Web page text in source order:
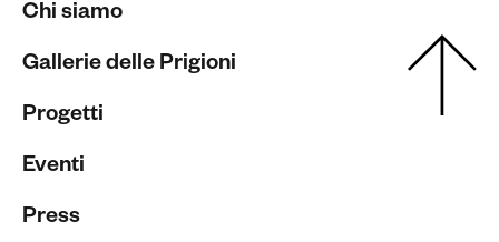
Chi siamo
Gallerie delle Prigioni
Progetti
Eventi
Press